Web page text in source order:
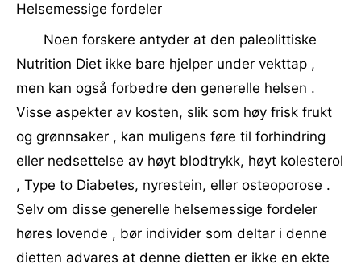
Helsemessige fordeler
Noen forskere antyder at den paleolittiske
Nutrition Diet ikke bare hjelper under vekttap ,
men kan også forbedre den generelle helsen .
Visse aspekter av kosten, slik som høy frisk frukt
og grønnsaker , kan muligens føre til forhindring
eller nedsettelse av høyt blodtrykk, høyt kolesterol
, Type to Diabetes, nyrestein, eller osteoporose .
Selv om disse generelle helsemessige fordeler
høres lovende , bør individer som deltar i denne
dietten advares at denne dietten er ikke en ekte